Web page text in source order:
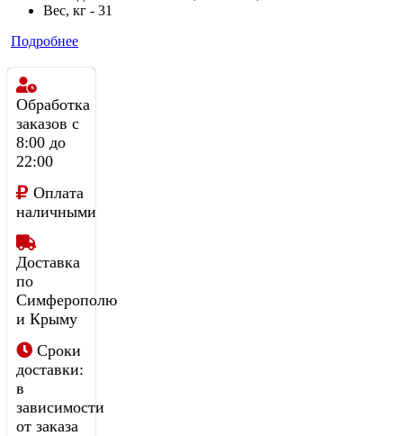
Вес, кг - 31
Подробнее
Обработка
заказов с
8:00 до
22:00
Оплата
наличными
Доставка
по
Симферополю
и Крыму
Сроки
доставки:
в
зависимости
от заказа